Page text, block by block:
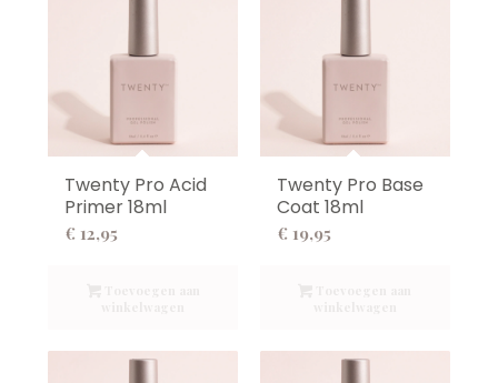
Twenty Pro Acid
Primer 18ml
€ 12,95
Twenty Pro Base
Coat 18ml
€ 19,95